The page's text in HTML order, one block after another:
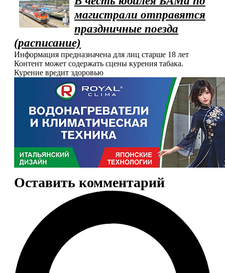
магистрали отправятся
праздничные поезда
(расписание)
Информация предназначена для лиц старше 18 лет
Контент может содержать сцены курения табака.
Курение вредит здоровью
Оставить комментарий